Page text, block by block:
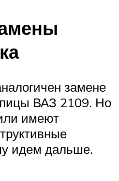
замене
ВАЗ 2109. Но
имеют
идем дальше.